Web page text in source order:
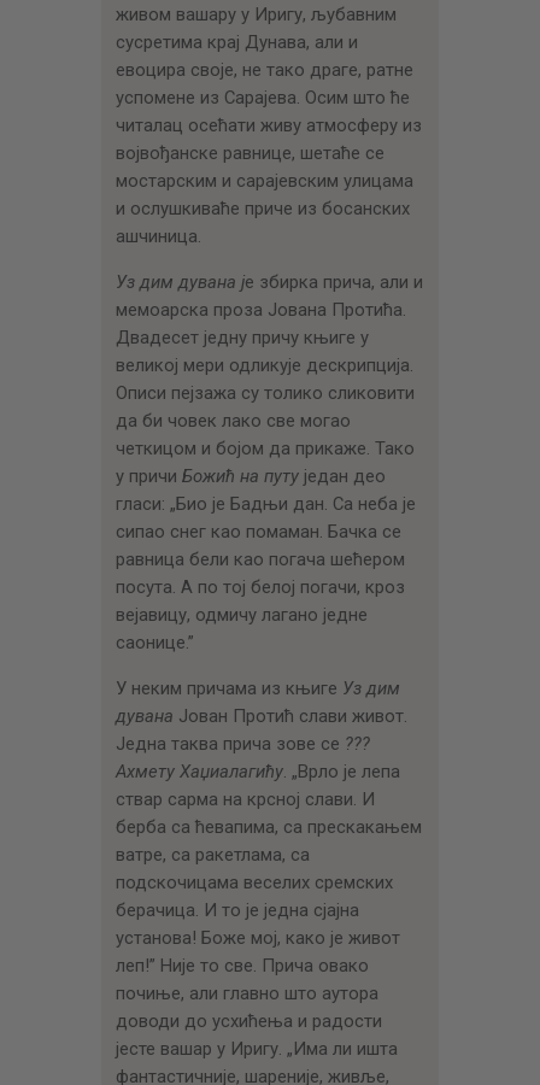
живом вашару у Иригу, љубавним
сусретима крај Дунава, али и
евоцира своје, не тако драге, ратне
успомене из Сарајева. Осим што ће
читалац осећати живу атмосферу из
војвођанске равнице, шетаће се
мостарским и сарајевским улицама
и ослушкиваће приче из босанских
ашчиница.
Уз дим дувана је збирка прича, али и
мемоарска проза Јована Протића.
Двадесет једну причу књиге у
великој мери одликује дескрипција.
Описи пејзажа су толико сликовити
да би човек лако све могао
четкицом и бојом да прикаже. Тако
у причи Божић на путуједан део
гласи: „Био је Бадњи дан. Са неба је
сипао снег као помаман. Бачка се
равница бели као погача шећером
посута. А по тој белој погачи, кроз
вејавицу, одмичу лагано једне
саонице.”
У неким причама из књиге Уз дим
дувана Јован Протић слави живот.
Једна таква прича зове се ???
Ахмету Хаџиалагићу. „Врло је лепа
ствар сарма на крсној слави. И
берба са ћевапима, са прескакањем
ватре, са ракетлама, са
подскочицама веселих сремских
берачица. И то je једна сјајна
установа! Боже мој, како је живот
леп!” Није то све. Прича овако
почиње, али главно што аутора
доводи до усхићења и радости
јесте вашар у Иригу. „Има ли ишта
фантастичније, шареније, живље,